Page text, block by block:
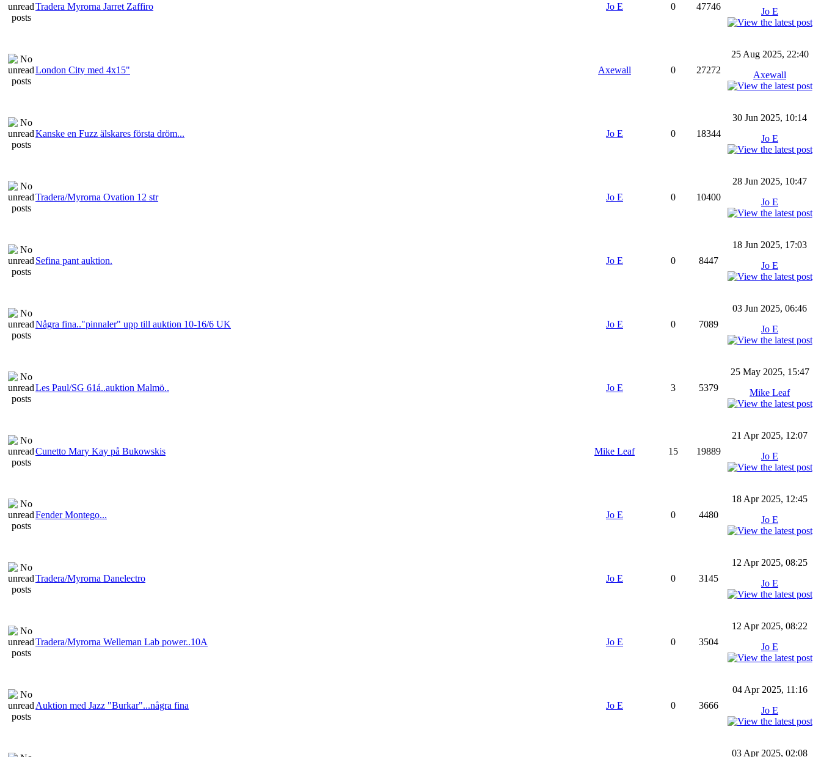
Tradera Myrorna Jarret Zaffiro Jo E 0 47746
Jo E
London City med 4x15" Axewall 0 27272
25 Aug 2025, 22:40
Axewall
Kanske en Fuzz älskares första dröm... Jo E 0 18344
30 Jun 2025, 10:14
Jo E
Tradera/Myrorna Ovation 12 str Jo E 0 10400
28 Jun 2025, 10:47
Jo E
Sefina pant auktion. Jo E 0 8447
18 Jun 2025, 17:03
Jo E
Några fina.."pinnaler" upp till auktion 10-16/6 UK Jo E 0 7089
03 Jun 2025, 06:46
Jo E
Les Paul/SG 61á..auktion Malmö.. Jo E 3 5379
25 May 2025, 15:47
Mike Leaf
Cunetto Mary Kay på Bukowskis Mike Leaf 15 19889
21 Apr 2025, 12:07
Jo E
Fender Montego... Jo E 0 4480
18 Apr 2025, 12:45
Jo E
Tradera/Myrorna Danelectro Jo E 0 3145
12 Apr 2025, 08:25
Jo E
Tradera/Myrorna Welleman Lab power..10A Jo E 0 3504
12 Apr 2025, 08:22
Jo E
Auktion med Jazz "Burkar"...några fina Jo E 0 3666
04 Apr 2025, 11:16
Jo E
03 Apr 2025, 02:08